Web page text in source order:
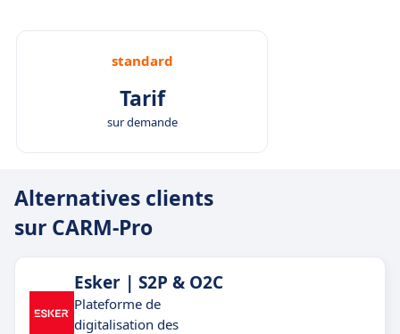
standard
Tarif
sur demande
Alternatives clients
sur CARM-Pro
Esker | S2P & O2C
Plateforme de
digitalisation des